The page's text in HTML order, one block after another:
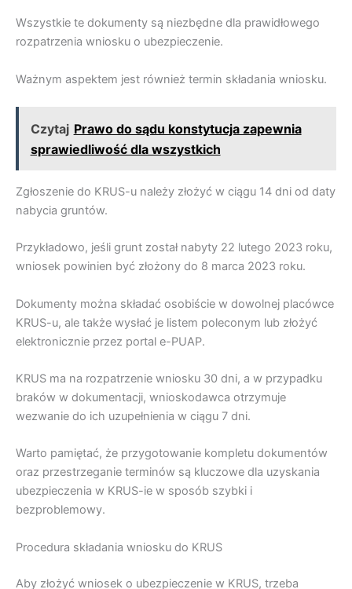
Wszystkie te dokumenty są niezbędne dla prawidłowego
rozpatrzenia wniosku o ubezpieczenie.
Ważnym aspektem jest również termin składania wniosku.
Czytaj Prawo do sądu konstytucja zapewnia
sprawiedliwość dla wszystkich
Zgłoszenie do KRUS-u należy złożyć w ciągu 14 dni od daty
nabycia gruntów.
Przykładowo, jeśli grunt został nabyty 22 lutego 2023 roku,
wniosek powinien być złożony do 8 marca 2023 roku.
Dokumenty można składać osobiście w dowolnej placówce
KRUS-u, ale także wysłać je listem poleconym lub złożyć
elektronicznie przez portal e-PUAP.
KRUS ma na rozpatrzenie wniosku 30 dni, a w przypadku
braków w dokumentacji, wnioskodawca otrzymuje
wezwanie do ich uzupełnienia w ciągu 7 dni.
Warto pamiętać, że przygotowanie kompletu dokumentów
oraz przestrzeganie terminów są kluczowe dla uzyskania
ubezpieczenia w KRUS-ie w sposób szybki i
bezproblemowy.
Procedura składania wniosku do KRUS
Aby złożyć wniosek o ubezpieczenie w KRUS, trzeba